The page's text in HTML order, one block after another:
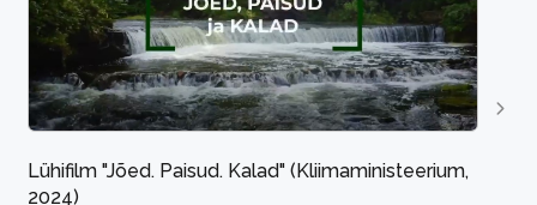
Lühifilm "Jõed. Paisud. Kalad" (Kliimaministeerium,
2024)